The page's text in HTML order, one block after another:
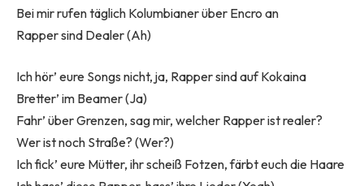
Bei mir rufen täglich Kolumbianer über Encro an
Rapper sind Dealer (Ah)
Ich hör’ eure Songs nicht, ja, Rapper sind auf Kokaina
Bretter’ im Beamer (Ja)
Fahr’ über Grenzen, sag mir, welcher Rapper ist realer?
Wer ist noch Straße? (Wer?)
Ich fick’ eure Mütter, ihr scheiß Fotzen, färbt euch die Haare